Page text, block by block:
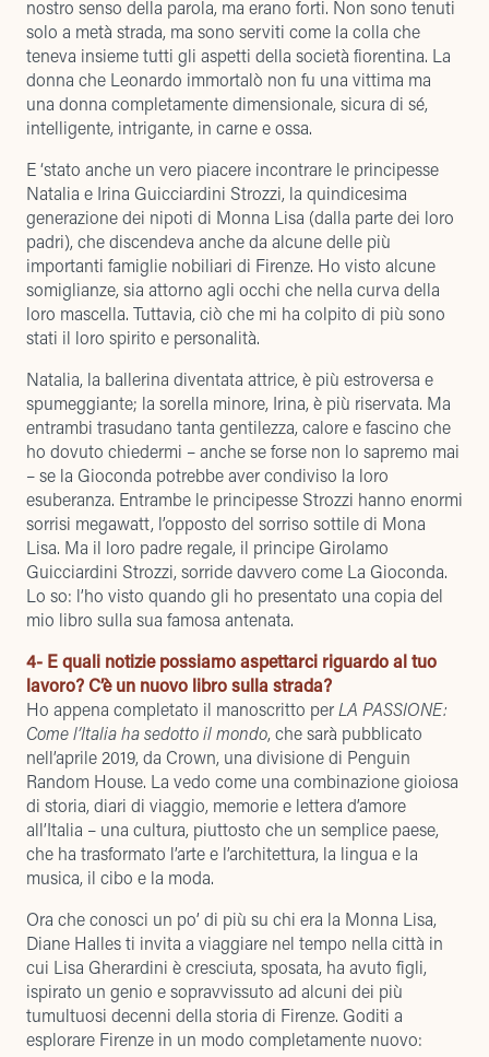
nostro senso della parola, ma erano forti. Non sono tenuti
solo a metà strada, ma sono serviti come la colla che
teneva insieme tutti gli aspetti della società fiorentina. La
donna che Leonardo immortalò non fu una vittima ma
una donna completamente dimensionale, sicura di sé,
intelligente, intrigante, in carne e ossa.
E ‘stato anche un vero piacere incontrare le principesse
Natalia e Irina Guicciardini Strozzi, la quindicesima
generazione dei nipoti di Monna Lisa (dalla parte dei loro
padri), che discendeva anche da alcune delle più
importanti famiglie nobiliari di Firenze. Ho visto alcune
somiglianze, sia attorno agli occhi che nella curva della
loro mascella. Tuttavia, ciò che mi ha colpito di più sono
stati il loro spirito e personalità.
Natalia, la ballerina diventata attrice, è più estroversa e
spumeggiante; la sorella minore, Irina, è più riservata. Ma
entrambi trasudano tanta gentilezza, calore e fascino che
ho dovuto chiedermi – anche se forse non lo sapremo mai
– se la Gioconda potrebbe aver condiviso la loro
esuberanza. Entrambe le principesse Strozzi hanno enormi
sorrisi megawatt, l’opposto del sorriso sottile di Mona
Lisa. Ma il loro padre regale, il principe Girolamo
Guicciardini Strozzi, sorride davvero come La Gioconda.
Lo so: l’ho visto quando gli ho presentato una copia del
mio libro sulla sua famosa antenata.
4- E quali notizie possiamo aspettarci riguardo al tuo
lavoro? C’è un nuovo libro sulla strada?
Ho appena completato il manoscritto perLA PASSIONE:
Come l’Italia ha sedotto il mondo, che sarà pubblicato
nell’aprile 2019, da Crown, una divisione di Penguin
Random House. La vedo come una combinazione gioiosa
di storia, diari di viaggio, memorie e lettera d’amore
all’Italia – una cultura, piuttosto che un semplice paese,
che ha trasformato l’arte e l’architettura, la lingua e la
musica, il cibo e la moda.
Ora che conosci un po’ di più su chi era la Monna Lisa,
Diane Halles ti invita a viaggiare nel tempo nella città in
cui Lisa Gherardini è cresciuta, sposata, ha avuto figli,
ispirato un genio e sopravvissuto ad alcuni dei più
tumultuosi decenni della storia di Firenze. Goditi a
esplorare Firenze in un modo completamente nuovo: